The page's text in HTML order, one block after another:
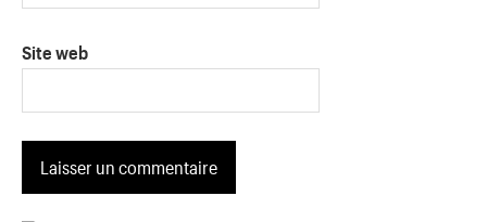
Site web